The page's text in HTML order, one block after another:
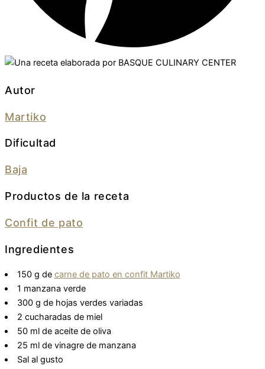
Autor
Martiko
Dificultad
Baja
Productos de la receta
Confit de pato
Ingredientes
150 g de carne de pato en confit Martiko
1 manzana verde
300 g de hojas verdes variadas
2 cucharadas de miel
50 ml de aceite de oliva
25 ml de vinagre de manzana
Sal al gusto